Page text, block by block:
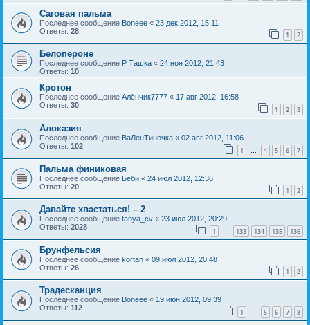
Саговая пальма
Последнее сообщение Boneee « 23 дек 2012, 15:11
Ответы: 28 1 2
Белопероне
Последнее сообщение Р Ташка « 24 ноя 2012, 21:43
Ответы: 10
Кротон
Последнее сообщение Алёнчик7777 « 17 авг 2012, 16:58
Ответы: 30 1 2 3
Алоказия
Последнее сообщение ВаЛенТиночка « 02 авг 2012, 11:06
Ответы: 102 1 4 5 6 7
Пальма финиковая
Последнее сообщение Беби « 24 июл 2012, 12:36
Ответы: 20 1 2
Давайте хвастаться! – 2
Последнее сообщение tanya_cv « 23 июл 2012, 20:29
Ответы: 2028 1 … 133 134 135 136
Брунфельсия
Последнее сообщение kortan « 09 июл 2012, 20:48
Ответы: 26 1 2
Традесканция
Последнее сообщение Boneee « 19 июн 2012, 09:39
Ответы: 112 1 5 6 7 8